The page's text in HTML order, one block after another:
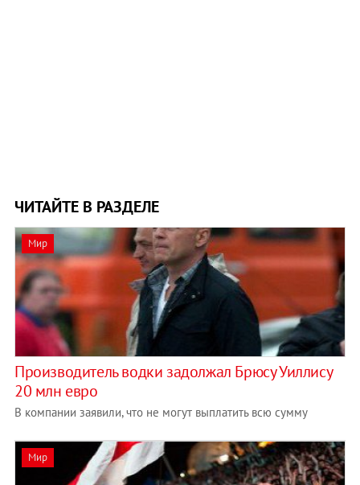
ЧИТАЙТЕ В РАЗДЕЛЕ
Мир
Производитель водки задолжал Брюсу Уиллису
20 млн евро
В компании заявили, что не могут выплатить всю сумму
Мир